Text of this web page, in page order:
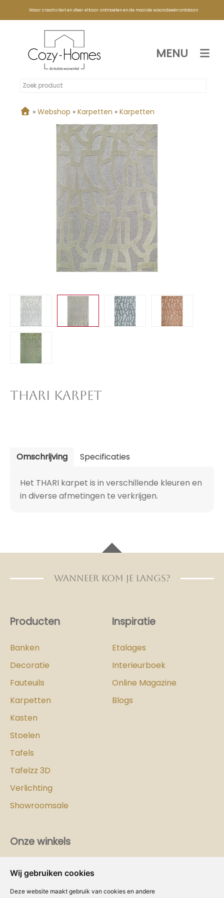
Wij gebruiken cookies
Deze website maakt gebruik van cookies en andere
Waar creativiteit en sfeer elkaar ontmoeten en de mooiste woonideeën ontstaan
MENU
» Webshop » Karpetten » Karpetten
THARI KARPET
Omschrijving Specificaties
Het THARI karpet is in verschillende kleuren en
in diverse afmetingen te verkrijgen.
WANNEER KOM JE LANGS?
Producten
Banken
Decoratie
Fauteuils
Karpetten
Kasten
Stoelen
Tafels
Tafelzz 3D
Verlichting
Showroomsale
Inspiratie
Etalages
Interieurboek
Online Magazine
Blogs
Onze winkels
Intranet